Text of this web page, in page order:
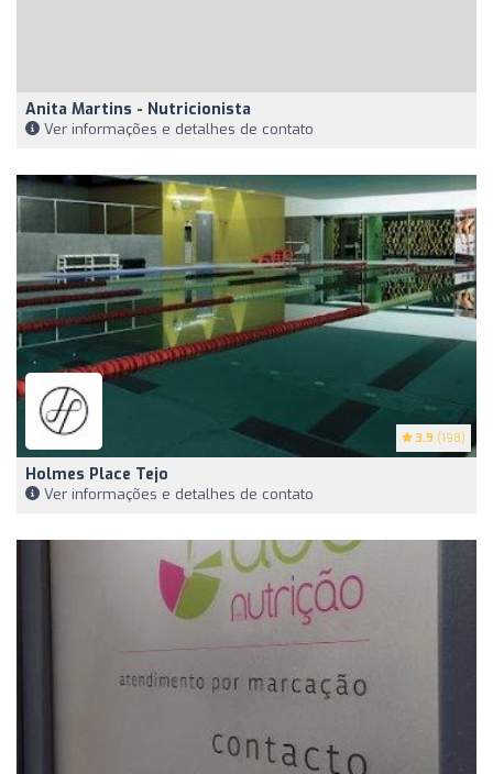
Anita Martins - Nutricionista
Ver informações e detalhes de contato
3.9 (198)
Holmes Place Tejo
Ver informações e detalhes de contato